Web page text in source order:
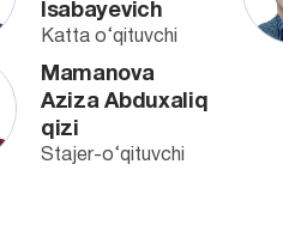
Isabayevich
Katta o‘qituvchi
Mamanova
Aziza Abduxaliq
qizi
Stajer-o‘qituvchi